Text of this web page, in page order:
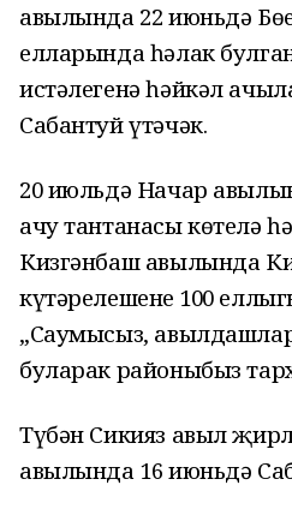
авылында 22 июньдә
елларында һәлак
истәлегенә һәйкәл
Сабантуй үтәчәк.
20 июльдә Начар
ачу тантанасы көтелә
Кизгәнбаш авылында
күтәрелешенең 100
„Саумысыз,
буларак районыбыз
Түбән Сикияз авыл
авылында 16 июньдә